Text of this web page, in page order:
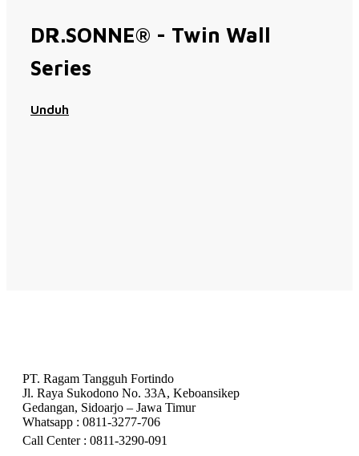
DR.SONNE® - Twin Wall
Series
Unduh
PT. Ragam Tangguh Fortindo
Jl. Raya Sukodono No. 33A, Keboansikep
Gedangan, Sidoarjo – Jawa Timur
Whatsapp : 0811-3277-706
Call Center : 0811-3290-091